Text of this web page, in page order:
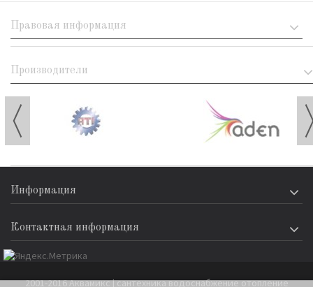
Правовая информация
Производители
Информация
Контактная информация
2001-2016 Аквамикс | сантехника водоснабжение отопление